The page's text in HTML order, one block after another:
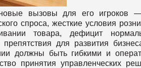
вызовы для его игроков
спроса, жесткие условия
товара, дефицит
для развития
должны быть гибкими и
принятия управленческих